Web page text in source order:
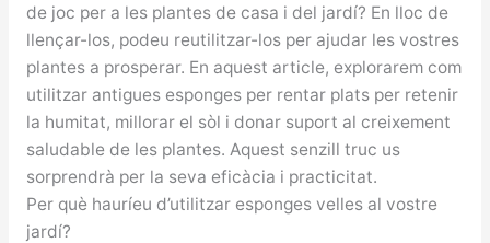
de joc per a les plantes de casa i del jardí? En lloc de
llençar-los, podeu reutilitzar-los per ajudar les vostres
plantes a prosperar. En aquest article, explorarem com
utilitzar antigues esponges per rentar plats per retenir
la humitat, millorar el sòl i donar suport al creixement
saludable de les plantes. Aquest senzill truc us
sorprendrà per la seva eficàcia i practicitat.
Per què hauríeu d’utilitzar esponges velles al vostre
jardí?